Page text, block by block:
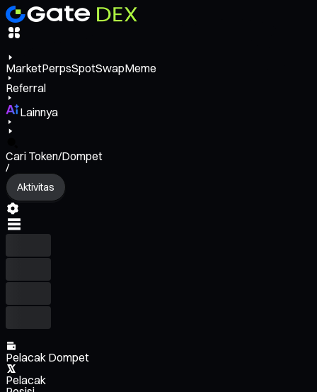
MarketPerpsSpotSwapMeme
Referral
Lainnya
Cari Token/Dompet
/
Aktivitas
Pelacak Dompet
Pelacak